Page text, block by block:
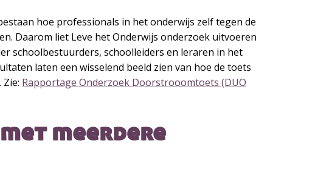
hoe professionals in het onderwijs zelf tegen de
Daarom liet Leve het Onderwijs onderzoek uitvoeren
schoolbestuurders, schoolleiders en leraren in het
laten een wisselend beeld zien van hoe de toets
Rapportage Onderzoek Doorstrooomtoets (DUO
meerdere